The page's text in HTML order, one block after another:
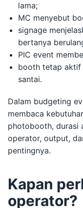
lama;
MC menyebut
signage
bertanya
PIC event
booth tetap aktif
santai.
Dalam budgeting
membaca
photobooth, durasi
operator, output,
pentingnya.
Kapan
operator?